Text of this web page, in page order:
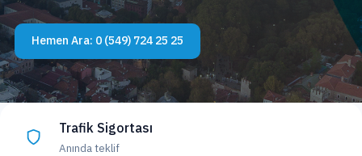
Hemen Ara: 0 (549) 724 25 25
Trafik Sigortası
Anında teklif